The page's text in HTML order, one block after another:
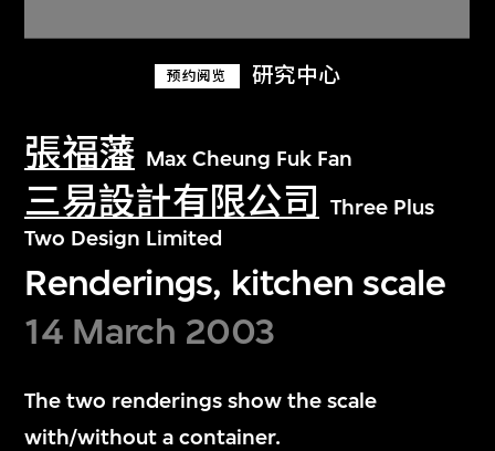
预约阅览 研究中心
張福藩 Max Cheung Fuk Fan
三易設計有限公司
Three Plus
Two Design Limited
Renderings, kitchen scale
14 March 2003
The two renderings show the scale
with/without a container.
关于M+藏品
探索世界顶级的二十及二十一世纪视觉
文化藏品。